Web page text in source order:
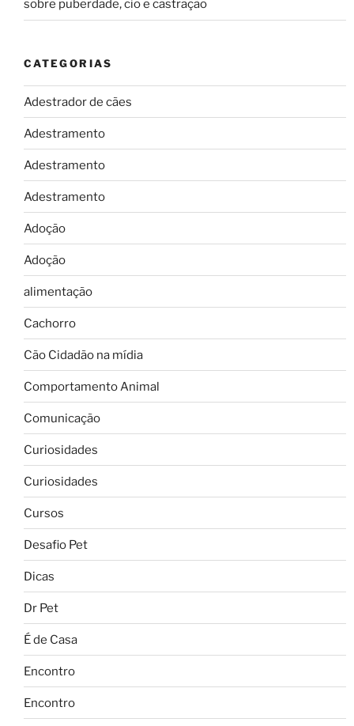
sobre puberdade, cio e castração
CATEGORIAS
Adestrador de cães
Adestramento
Adestramento
Adestramento
Adoção
Adoção
alimentação
Cachorro
Cão Cidadão na mídia
Comportamento Animal
Comunicação
Curiosidades
Curiosidades
Cursos
Desafio Pet
Dicas
Dr Pet
É de Casa
Encontro
Encontro